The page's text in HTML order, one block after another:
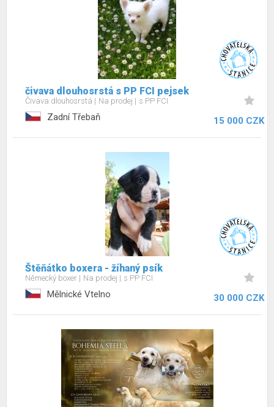
čivava dlouhosrstá s PP FCI pejsek
Čivava dlouhosrstá Na prodej s PP FCI
Zadní Třebaň 15 000 CZK
Štěňátko boxera - žíhaný psík
Německý boxer Na prodej s PP FCI
Mělnické Vtelno 30 000 CZK